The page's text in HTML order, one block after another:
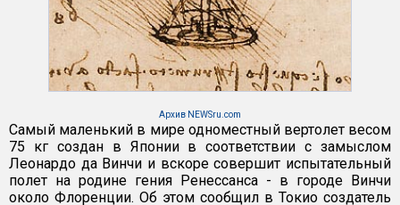
Архив NEWSru.com
Самый маленький в мире одноместный вертолет весом
75 кг создан в Японии в соответствии с замыслом
Леонардо да Винчи и вскоре совершит испытательный
полет на родине гения Ренессанса - в городе Винчи
около Флоренции. Об этом сообщил в Токио создатель